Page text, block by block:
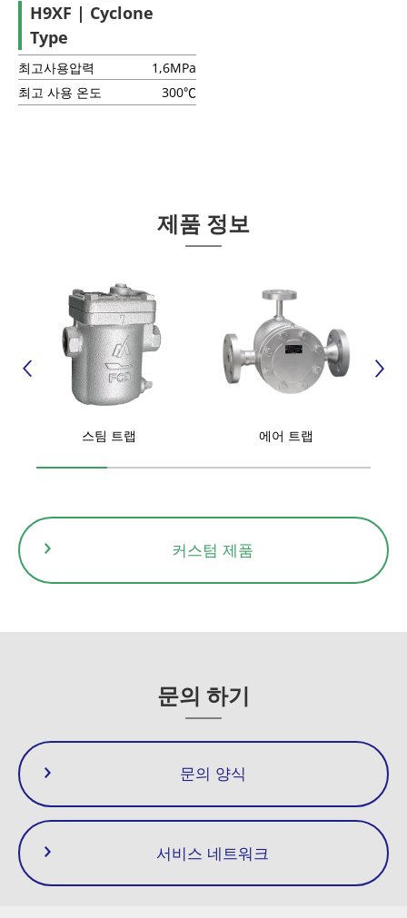
H9XF | Cyclone
Type
최고사용압력
1,6MPa
최고 사용 온도
300℃
제품 정보
스팀 트랩 에어 트랩
커스텀 제품
문의 하기
문의 양식
서비스 네트워크